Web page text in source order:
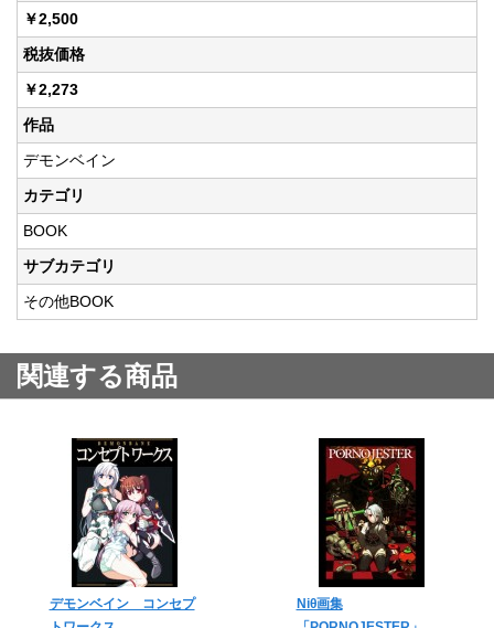
￥2,500
税抜価格
￥2,273
作品
デモンベイン
カテゴリ
BOOK
サブカテゴリ
その他BOOK
関連する商品
デモンベイン コンセプ
Niθ画集